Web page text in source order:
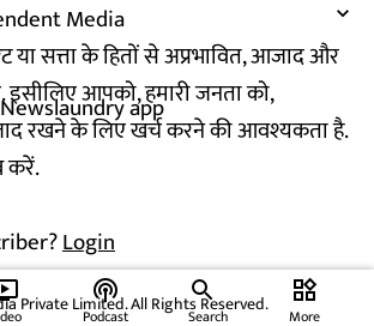
Media
या सत्ता के हितों से अप्रभावित, आजाद और
इसीलिए आपको, हमारी जनता को,
रखने के लिए खर्च करने की आवश्यकता है.
करें.
Login
app
Private Limited. All Rights Reserved.
podcasts
Podcast Search
widgets
More